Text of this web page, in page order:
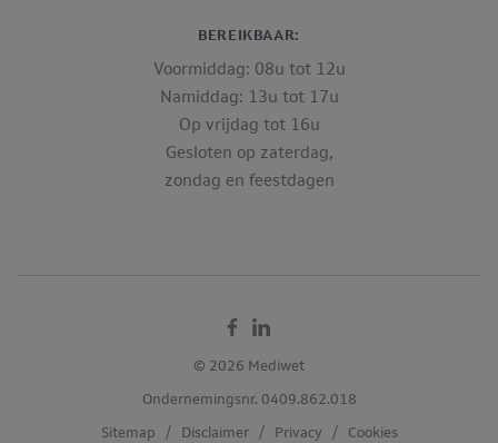
BEREIKBAAR:
Voormiddag: 08u tot 12u
Namiddag: 13u tot 17u
Op vrijdag tot 16u
Gesloten op zaterdag,
zondag en feestdagen
Facebook
Linkedin
© 2026 Mediwet
Ondernemingsnr. 0409.862.018
Sitemap / Disclaimer/ Privacy / Cookies